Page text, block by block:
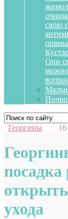
свою
Они
можно
Георгины
посадка
ухода